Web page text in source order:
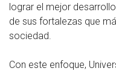
lograr el mejor
de sus fortalezas que
sociedad.
Con este enfoque,